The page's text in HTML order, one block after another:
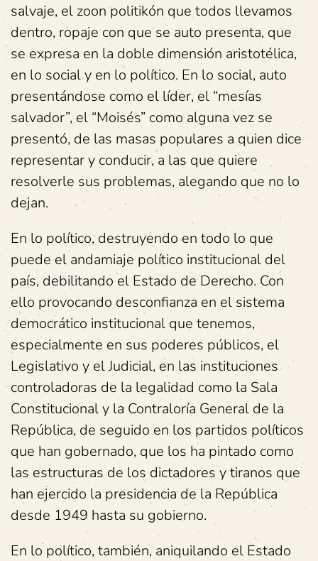
salvaje, el zoon politikón que todos llevamos
dentro, ropaje con que se auto presenta, que
se expresa en la doble dimensión aristotélica,
en lo social y en lo político. En lo social, auto
presentándose como el líder, el “mesías
salvador”, el “Moisés” como alguna vez se
presentó, de las masas populares a quien dice
representar y conducir, a las que quiere
resolverle sus problemas, alegando que no lo
dejan.
En lo político, destruyendo en todo lo que
puede el andamiaje político institucional del
país, debilitando el Estado de Derecho. Con
ello provocando desconfianza en el sistema
democrático institucional que tenemos,
especialmente en sus poderes públicos, el
Legislativo y el Judicial, en las instituciones
controladoras de la legalidad como la Sala
Constitucional y la Contraloría General de la
República, de seguido en los partidos políticos
que han gobernado, que los ha pintado como
las estructuras de los dictadores y tiranos que
han ejercido la presidencia de la República
desde 1949 hasta su gobierno.
En lo político, también, aniquilando el Estado